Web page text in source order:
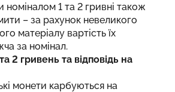
номіналом 1 та 2 гривні також
– за рахунок невеликого
матеріалу вартість їх
за номінал.
2 гривень та відповідь на
монети карбуються на